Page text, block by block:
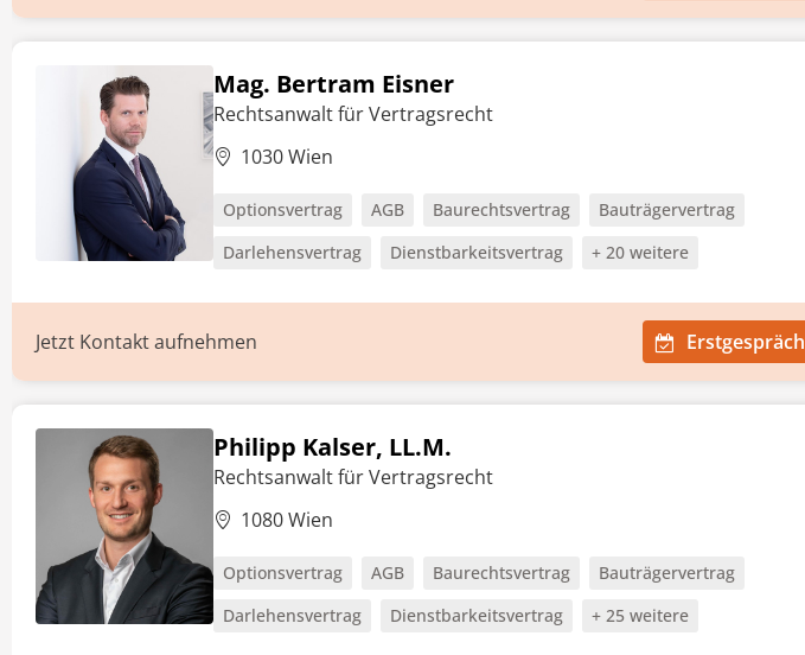
Mag. Bertram Eisner
Rechtsanwalt für Vertragsrecht
1030 Wien
Optionsvertrag AGB Baurechtsvertrag
Bauträgervertrag
Darlehensvertrag
Dienstbarkeitsvertrag + 20 weitere
Jetzt Kontakt aufnehmen Erstgespräch
Philipp Kalser, LL.M.
Rechtsanwalt für Vertragsrecht
1080 Wien
Optionsvertrag AGB Baurechtsvertrag
Bauträgervertrag
Darlehensvertrag
Dienstbarkeitsvertrag + 25 weitere